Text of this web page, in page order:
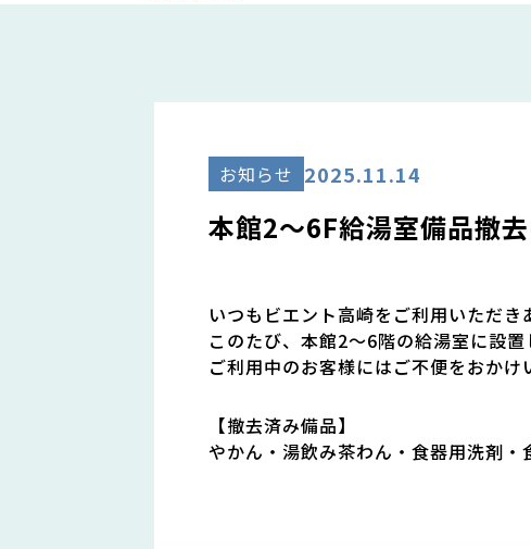
お知らせ 2025.11.14
本館2～6F給湯室備品撤
いつもビエント高崎をご利用いただき
このたび、本館2～6階の給湯室に設
ご利用中のお客様にはご不便をおかけ
【撤去済み備品】
やかん・ 湯飲み茶わん・ 食器用洗剤・